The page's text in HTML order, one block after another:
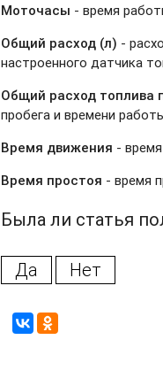
Моточасы - время
Общий расход (л) -
настроенного датчика
Общий расход топлива
пробега и времени
Время движения -
Время простоя - время
Была ли статья
Да Нет